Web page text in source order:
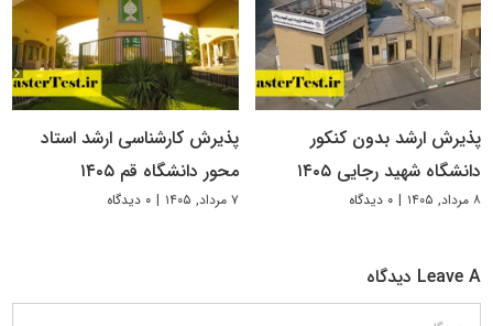
پذیرش ارشد بدون کنکور
دانشگاه شهید رجایی ۱۴۰۵
۸ مرداد, ۱۴۰۵ | ۰ دیدگاه
پذیرش کارشناسی ارشد استاد
محور دانشگاه قم ۱۴۰۵
۷ مرداد, ۱۴۰۵ | ۰ دیدگاه
Leave A دیدگاه